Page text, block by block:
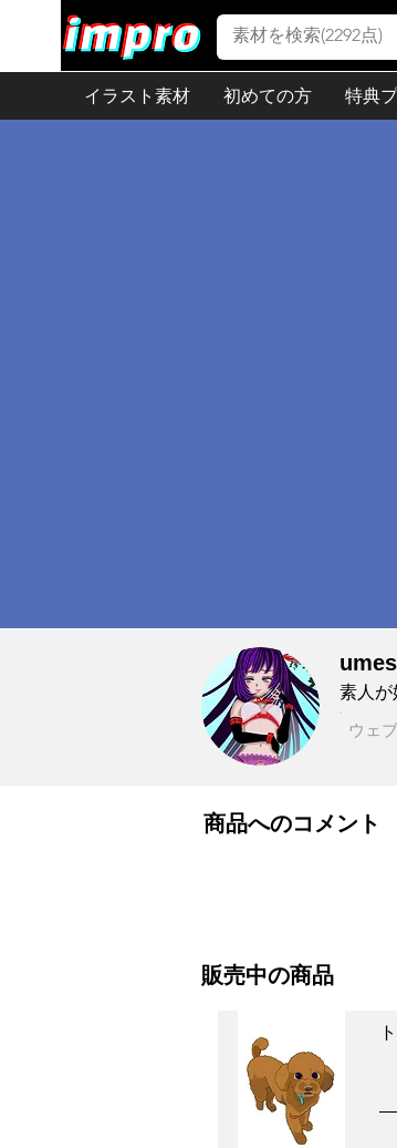
イラスト素材 初めての方 特典
素人が
ウェ
商品へのコメント
販売中の商品